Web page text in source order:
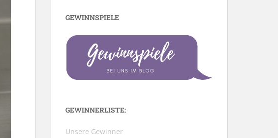
GEWINNSPIELE
GEWINNERLISTE:
Unsere Gewinner